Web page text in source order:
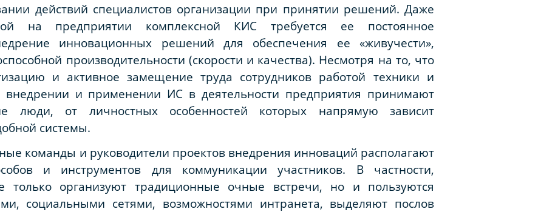
действий специалистов организации при принятии решений. Даже
на предприятии комплексной КИС требуется ее постоянное
инновационных решений для обеспечения ее «живучести»,
производительности (скорости и качества). Несмотря на то, что
и активное замещение труда сотрудников работой техники и
внедрении и применении ИС в деятельности предприятия принимают
люди, от личностных особенностей которых напрямую зависит
системы.
команды и руководители проектов внедрения инноваций располагают
и инструментов для коммуникации участников. В частности,
только организуют традиционные очные встречи, но и пользуются
социальными сетями, возможностями интранета, выделяют послов